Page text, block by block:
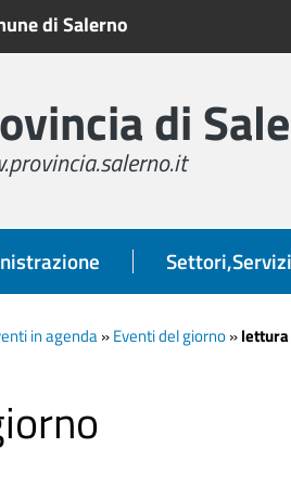
di Salerno
di
in agenda»Eventi del giorno»lettura